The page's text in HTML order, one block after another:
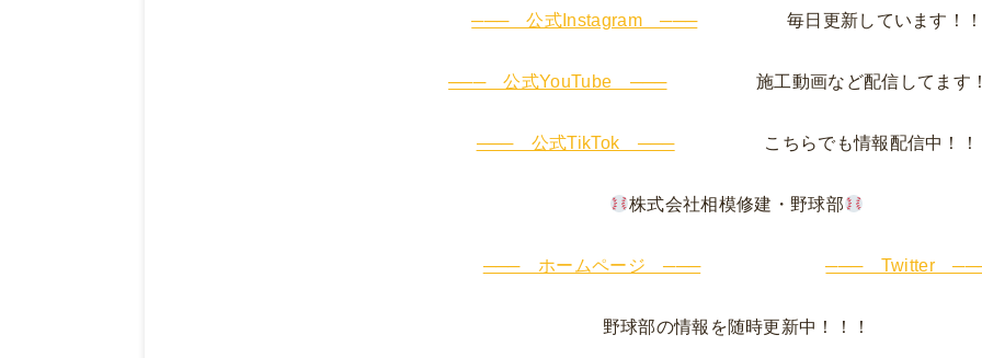
─── 公式Instagram ───毎日更新しています！！
─── 公式YouTube ───施工動画など配信してます！
─── 公式TikTok ───こちらでも情報配信中！！
株式会社相模修建・野球部
─── ホームページ ─── ─── Twitter
野球部の情報を随時更新中！！！